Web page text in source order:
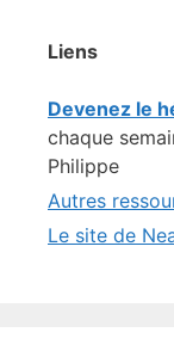
Liens
Devenez le
chaque
Philippe
Autres
Le site de